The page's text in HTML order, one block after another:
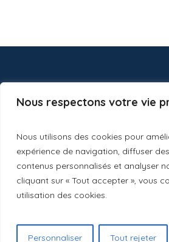
Nous respectons votre vie
Nous utilisons des cookies pour
expérience de navigation, diffuser
contenus personnalisés et analyser
cliquant sur « Tout accepter », vous
utilisation des cookies.
Personnaliser Tout rejeter
Ecole St Jean © 2024 / Tous les